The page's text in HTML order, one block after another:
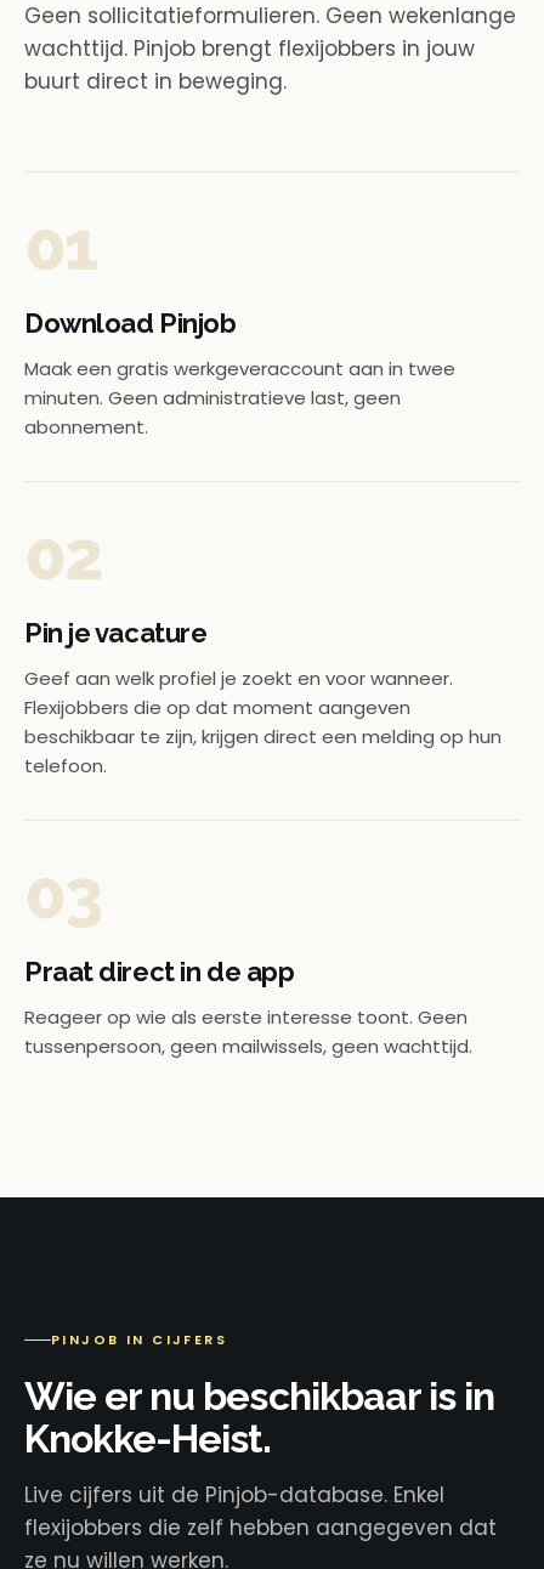
Geen sollicitatieformulieren. Geen wekenlange
wachttijd. Pinjob brengt flexijobbers in jouw
buurt direct in beweging.
01
Download Pinjob
Maak een gratis werkgeveraccount aan in twee
minuten. Geen administratieve last, geen
abonnement.
02
Pin je vacature
Geef aan welk profiel je zoekt en voor wanneer.
Flexijobbers die op dat moment aangeven
beschikbaar te zijn, krijgen direct een melding op hun
telefoon.
03
Praat direct in de app
Reageer op wie als eerste interesse toont. Geen
tussenpersoon, geen mailwissels, geen wachttijd.
PINJOB IN CIJFERS
Wie er nu beschikbaar is in
Knokke-Heist.
Live cijfers uit de Pinjob-database. Enkel
flexijobbers die zelf hebben aangegeven dat
ze nu willen werken.